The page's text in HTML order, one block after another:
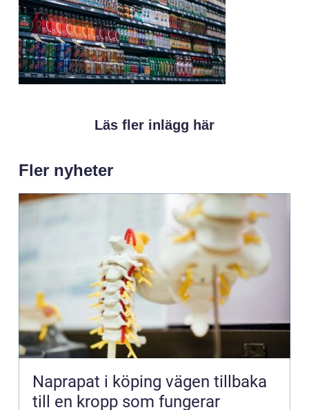
Läs fler inlägg här
Fler nyheter
Naprapat i köping vägen tillbaka
till en kropp som fungerar